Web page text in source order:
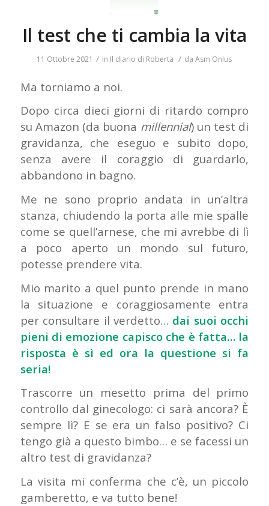
Il test che ti cambia la vita
11 Ottobre 2021 / in Il diario di Roberta / daAsm Onlus
Ma torniamo a noi.
Dopo circa dieci giorni di ritardo compro
su Amazon (da buona millennial) un test di
gravidanza, che eseguo e subito dopo,
senza avere il coraggio di guardarlo,
abbandono in bagno.
Me ne sono proprio andata in un’altra
stanza, chiudendo la porta alle mie spalle
come se quell’arnese, che mi avrebbe di lì
a poco aperto un mondo sul futuro,
potesse prendere vita.
Mio marito a quel punto prende in mano
la situazione e coraggiosamente entra
per consultare il verdetto… dai suoi occhi
pieni di emozione capisco che è fatta… la
risposta è sì ed ora la questione si fa
seria!
Trascorre un mesetto prima del primo
controllo dal ginecologo: ci sarà ancora? È
sempre lì? E se era un falso positivo? Ci
tengo già a questo bimbo… e se facessi un
altro test di gravidanza?
La visita mi conferma che c’è, un piccolo
gamberetto, e va tutto bene!